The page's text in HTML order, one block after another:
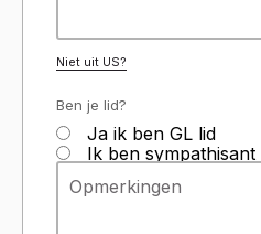
Niet uit US?
Ben je lid?
Ja ik ben GL lid
Ik ben sympathisant